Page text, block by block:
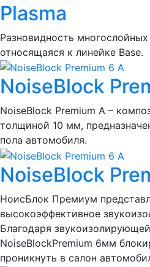
Plasma
Разновидность
относящаяся к линейке Base.
NoiseBlock
NoiseBlock Premium A –
толщиной 10 мм,
пола автомобиля.
NoiseBlock
НоисБлок Премиум
высокоэффективное
Благодаря
NoiseBlockPremium 6мм
проникнуть в салон